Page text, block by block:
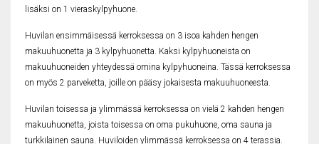
lisäksi on 1 vieraskylpyhuone.
Huvilan ensimmäisessä kerroksessa on 3 isoa kahden hengen
makuuhuonetta ja 3 kylpyhuonetta. Kaksi kylpyhuoneista on
makuuhuoneiden yhteydessä omina kylpyhuoneina. Tässä kerroksessa
on myös 2 parveketta, joille on pääsy jokaisesta makuuhuoneesta.
Huvilan toisessa ja ylimmässä kerroksessa on vielä 2 kahden hengen
makuuhuonetta, joista toisessa on oma pukuhuone, oma sauna ja
turkkilainen sauna. Huviloiden ylimmässä kerroksessa on 4 terassia.